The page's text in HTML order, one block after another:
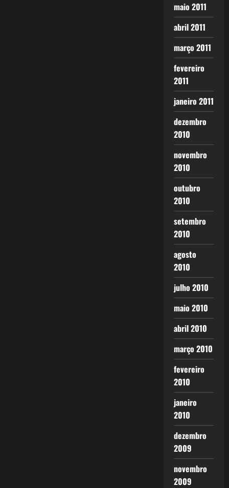
maio 2011
abril 2011
março 2011
fevereiro
2011
janeiro 2011
dezembro
2010
novembro
2010
outubro
2010
setembro
2010
agosto
2010
julho 2010
maio 2010
abril 2010
março 2010
fevereiro
2010
janeiro
2010
dezembro
2009
novembro
2009